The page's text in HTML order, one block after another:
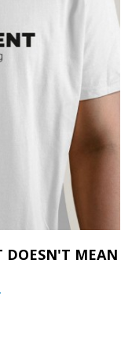
DOESN'T MEAN